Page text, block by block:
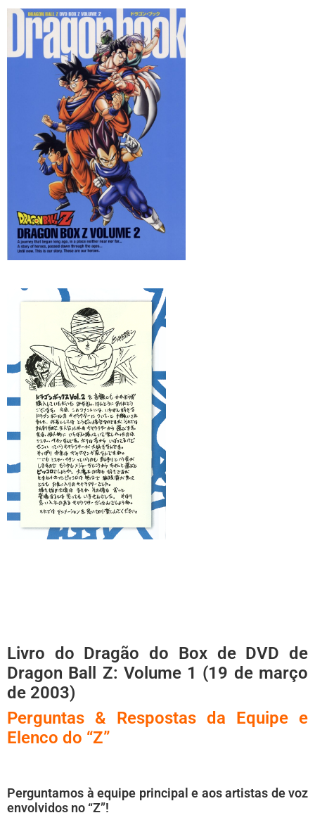
Livro do Dragão do Box de DVD de
Dragon Ball Z: Volume 1 (19 de março
de 2003)
Perguntas & Respostas da Equipe e
Elenco do “Z”
Perguntamos à equipe principal e aos artistas de voz
envolvidos no “Z”!